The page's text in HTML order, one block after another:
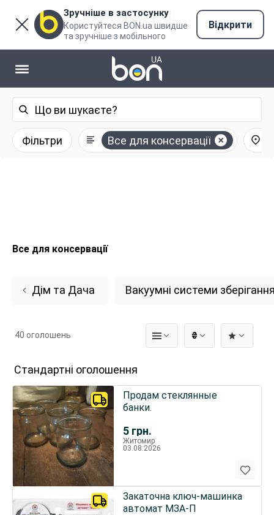
Зручніше в застосунку
Користуйтеся BON.ua швидше
та зручніше з мобільного
Відкрити
Фільтри Все для консервації
Все для консервації
Дім та Дача Вакуумні системи
₴
40 оголошень
Стандартні оголошення
5 грн.
Продам стеклянные
банки.
Житомир
03.08.2026
Закаточна ключ-машинка
автомат МЗА-П